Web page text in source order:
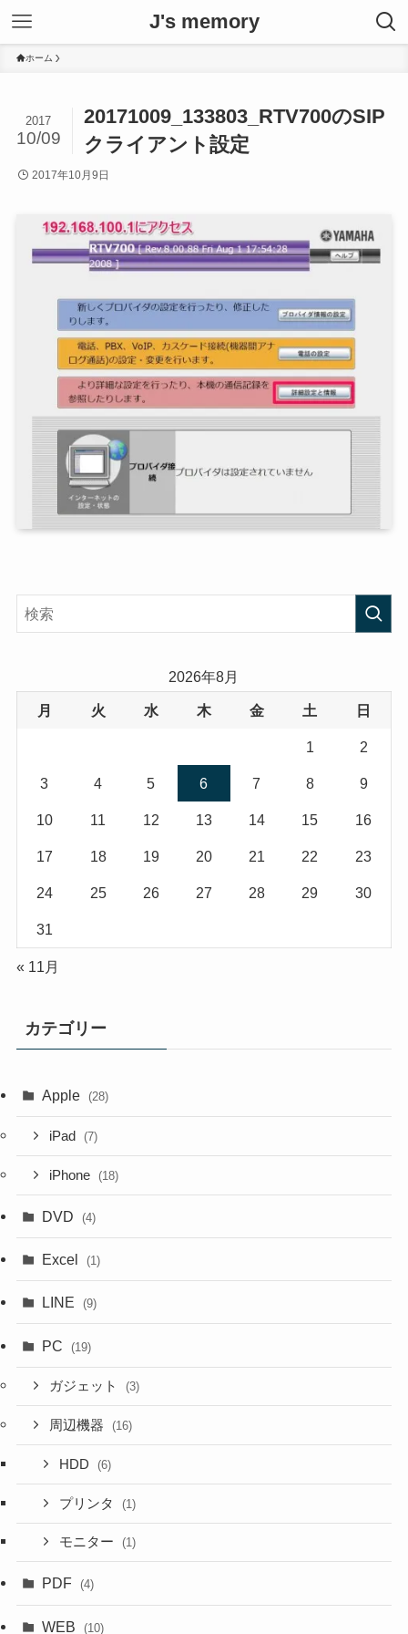
J's memory
ホーム
20171009_133803_RTV700のSIP
クライアント設定
2017
10/09
2017年10月9日
2026年8月
月 火 水 木 金 土 日
1 2
3 4 5 6 7 8 9
10 11 12 13 14 15 16
17 18 19 20 21 22 23
24 25 26 27 28 29 30
31
« 11月
カテゴリー
Apple (28)
iPad (7)
iPhone (18)
DVD (4)
Excel (1)
LINE (9)
PC (19)
ガジェット (3)
周辺機器 (16)
HDD (6)
プリンタ (1)
モニター (1)
PDF (4)
WEB (10)